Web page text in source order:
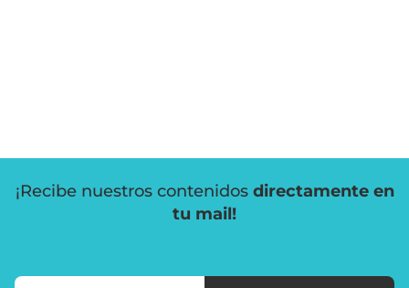
¡Recibe nuestros contenidos directamente en
tu mail!